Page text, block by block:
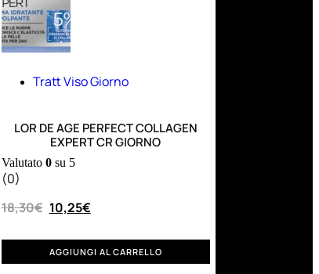
Tratt Viso Giorno
LOR DE AGE PERFECT COLLAGEN
EXPERT CR GIORNO
Valutato 0su 5
(0)
18,30€ 10,25€
AGGIUNGI AL CARRELLO